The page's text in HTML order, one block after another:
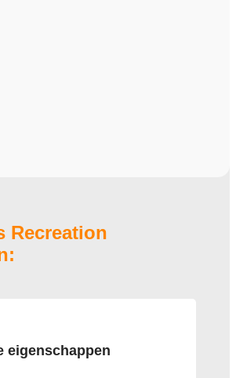
Recreation
eigenschappen